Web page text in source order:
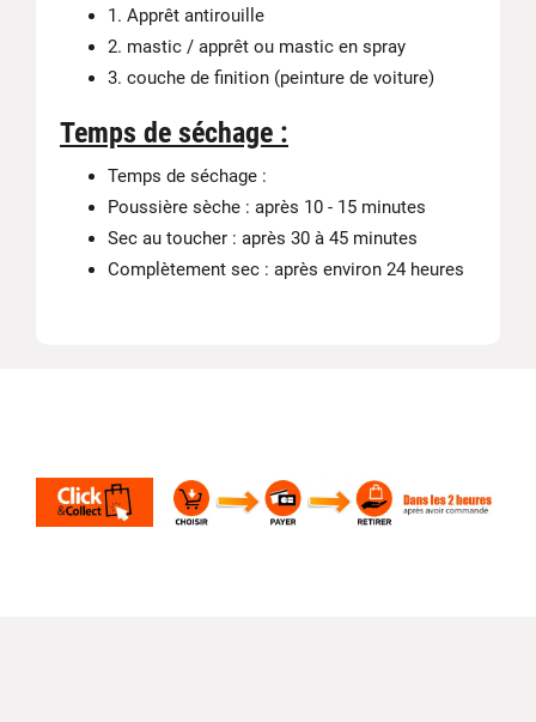
1. Apprêt antirouille
2. mastic / apprêt ou mastic en spray
3. couche de finition (peinture de voiture)
Temps de séchage :
Temps de séchage :
Poussière sèche : après 10 - 15 minutes
Sec au toucher : après 30 à 45 minutes
Complètement sec : après environ 24 heures